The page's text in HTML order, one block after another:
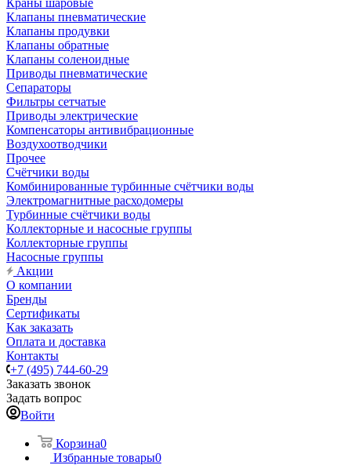
Краны шаровые
Клапаны пневматические
Клапаны продувки
Клапаны обратные
Клапаны соленоидные
Приводы пневматические
Сепараторы
Фильтры сетчатые
Приводы электрические
Компенсаторы антивибрационные
Воздухоотводчики
Прочее
Счётчики воды
Комбинированные турбинные счётчики воды
Электромагнитные расходомеры
Турбинные счётчики воды
Коллекторные и насосные группы
Коллекторные группы
Насосные группы
Акции
О компании
Бренды
Сертификаты
Как заказать
Оплата и доставка
Контакты
+7 (495) 744-60-29
Заказать звонок
Задать вопрос
Войти
Корзина0
Избранные товары0